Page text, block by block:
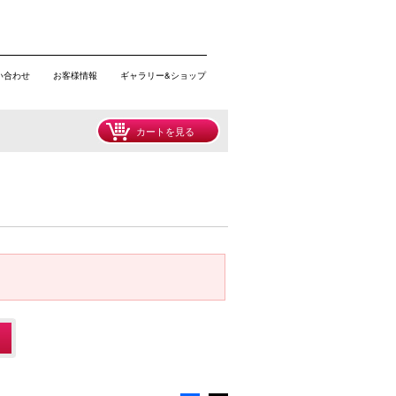
ギャラリー&ショップ
お客様情報
合わせ
カートを見る